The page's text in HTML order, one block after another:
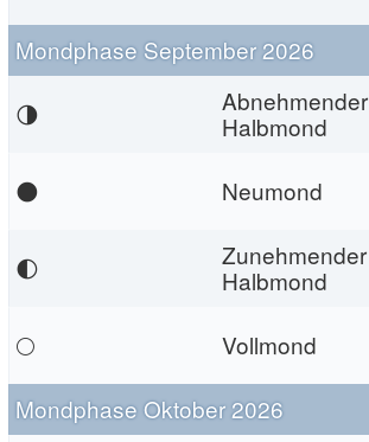
Mondphase September 2026
🌗
Abnehmender
Halbmond
🌑
Neumond
🌓
Zunehmender
Halbmond
🌕
Vollmond
Mondphase Oktober 2026